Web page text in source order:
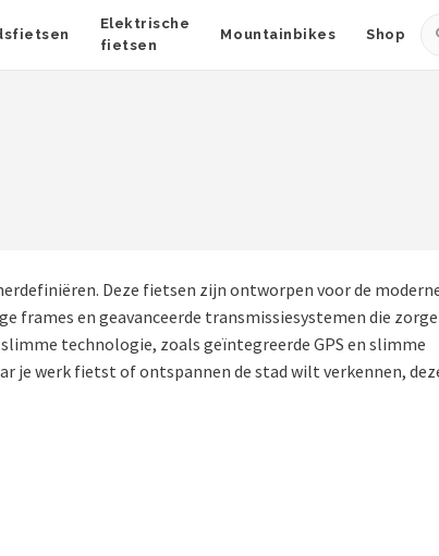
Elektrische
fietsen
Mountainbikes Shop
Deze fietsen zijn ontworpen voor de
en geavanceerde transmissiesystemen die
technologie, zoals geïntegreerde GPS en slimme
je werk fietst of ontspannen de stad wilt verkennen,